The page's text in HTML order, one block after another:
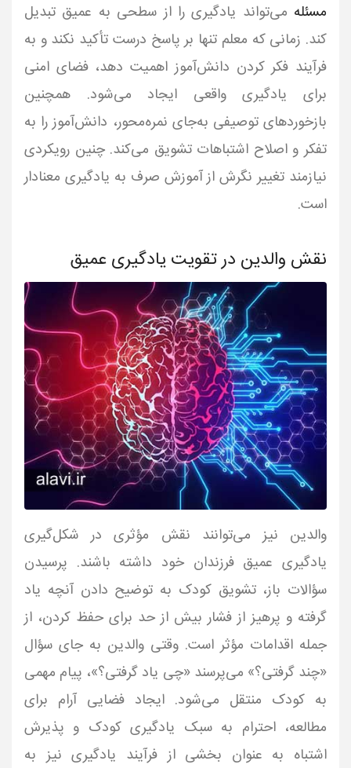
مسئله می‌تواند یادگیری را از سطحی به عمیق تبدیل
کند. زمانی که معلم تنها بر پاسخ درست تأکید نکند و به
فرآیند فکر کردن دانش‌آموز اهمیت دهد، فضای امنی
برای یادگیری واقعی ایجاد می‌شود. همچنین
بازخوردهای توصیفی به‌جای نمره‌محور، دانش‌آموز را به
تفکر و اصلاح اشتباهات تشویق می‌کند. چنین رویکردی
نیازمند تغییر نگرش از آموزش صرف به یادگیری معنادار
است.
نقش والدین در تقویت یادگیری عمیق
والدین نیز می‌توانند نقش مؤثری در شکل‌گیری
یادگیری عمیق فرزندان خود داشته باشند. پرسیدن
سؤالات باز، تشویق کودک به توضیح دادن آنچه یاد
گرفته و پرهیز از فشار بیش از حد برای حفظ کردن، از
جمله اقدامات مؤثر است. وقتی والدین به جای سؤال
«چند گرفتی؟» می‌پرسند «چی یاد گرفتی؟»، پیام مهمی
به کودک منتقل می‌شود. ایجاد فضایی آرام برای
مطالعه، احترام به سبک یادگیری کودک و پذیرش
اشتباه به عنوان بخشی از فرآیند یادگیری نیز به